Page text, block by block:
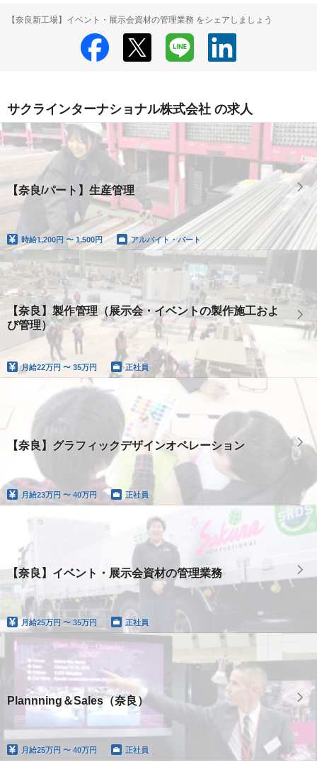
【奈良新工場】イベント・展示会資材の管理業務 をシェアしましょう
サクラインターナショナル株式会社 の求人
【奈良/パート】生産管理
時給1,200円 〜 1,500円 アルバイト・パート
【奈良】製作管理（展示会・イベントの製作施工およ
び管理）
月給22万円 〜 35万円 正社員
【奈良】グラフィックデザインオペレーション
月給23万円 〜 40万円 正社員
【奈良】イベント・展示会資材の管理業務
月給25万円 〜 35万円 正社員
Plannning＆Sales（奈良）
月給25万円 〜 40万円 正社員